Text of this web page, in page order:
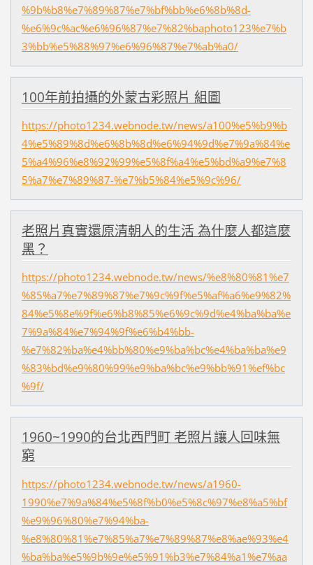
%9b%b8%e7%89%87%e7%bf%bb%e6%8b%8d-
%e6%9c%ac%e6%96%87%e7%82%baphoto123%e7%b
3%bb%e5%88%97%e6%96%87%e7%ab%a0/
100年前拍攝的外蒙古彩照片 組圖
https://photo1234.webnode.tw/news/a100%e5%b9%b
4%e5%89%8d%e6%8b%8d%e6%94%9d%e7%9a%84%e
5%a4%96%e8%92%99%e5%8f%a4%e5%bd%a9%e7%8
5%a7%e7%89%87-%e7%b5%84%e5%9c%96/
老照片真實還原清朝人的生活 為什麼人都這麼
黑？
https://photo1234.webnode.tw/news/%e8%80%81%e7
%85%a7%e7%89%87%e7%9c%9f%e5%af%a6%e9%82%
84%e5%8e%9f%e6%b8%85%e6%9c%9d%e4%ba%ba%e
7%9a%84%e7%94%9f%e6%b4%bb-
%e7%82%ba%e4%bb%80%e9%ba%bc%e4%ba%ba%e9
%83%bd%e9%80%99%e9%ba%bc%e9%bb%91%ef%bc
%9f/
1960~1990的台北西門町 老照片讓人回味無
窮
https://photo1234.webnode.tw/news/a1960-
1990%e7%9a%84%e5%8f%b0%e5%8c%97%e8%a5%bf
%e9%96%80%e7%94%ba-
%e8%80%81%e7%85%a7%e7%89%87%e8%ae%93%e4
%ba%ba%e5%9b%9e%e5%91%b3%e7%84%a1%e7%aa